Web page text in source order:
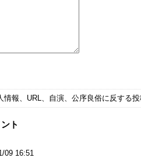
情報、URL、自演、公序良俗に反する
ト
16:51